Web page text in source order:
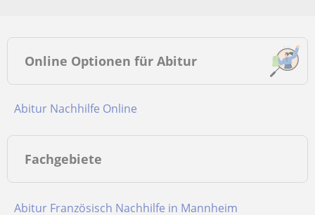
Online Optionen für Abitur
Abitur Nachhilfe Online
Fachgebiete
Abitur Französisch Nachhilfe in Mannheim